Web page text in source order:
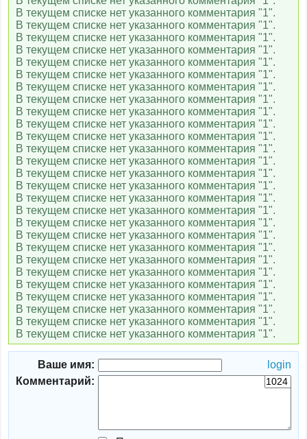
В текущем списке нет указанного комментария "1".
В текущем списке нет указанного комментария "1".
В текущем списке нет указанного комментария "1".
В текущем списке нет указанного комментария "1".
В текущем списке нет указанного комментария "1".
В текущем списке нет указанного комментария "1".
В текущем списке нет указанного комментария "1".
В текущем списке нет указанного комментария "1".
В текущем списке нет указанного комментария "1".
В текущем списке нет указанного комментария "1".
В текущем списке нет указанного комментария "1".
В текущем списке нет указанного комментария "1".
В текущем списке нет указанного комментария "1".
В текущем списке нет указанного комментария "1".
В текущем списке нет указанного комментария "1".
В текущем списке нет указанного комментария "1".
В текущем списке нет указанного комментария "1".
В текущем списке нет указанного комментария "1".
В текущем списке нет указанного комментария "1".
В текущем списке нет указанного комментария "1".
В текущем списке нет указанного комментария "1".
В текущем списке нет указанного комментария "1".
В текущем списке нет указанного комментария "1".
В текущем списке нет указанного комментария "1".
В текущем списке нет указанного комментария "1".
В текущем списке нет указанного комментария "1".
В текущем списке нет указанного комментария "1".
login
Ваше имя:
Комментарий: